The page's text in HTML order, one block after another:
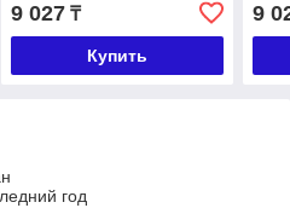
9 027₸
Купить
9
год